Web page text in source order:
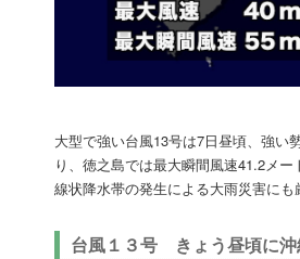
大型で強い台風13号は7日昼頃、強い
り、徳之島では最大瞬間風速41.2メ
線状降水帯の発生による大雨災害にも
台風１３号 きょう昼頃に